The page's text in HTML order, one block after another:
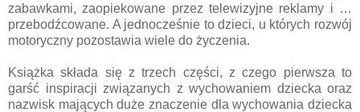
zabawkami, zaopiekowane przez telewizyjne reklamy i …
przebodźcowane. A jednocześnie to dzieci, u których rozwój
motoryczny pozostawia wiele do życzenia.
Książka składa się z trzech części, z czego pierwsza to
garść inspiracji związanych z wychowaniem dziecka oraz
nazwisk mających duże znaczenie dla wychowania dziecka